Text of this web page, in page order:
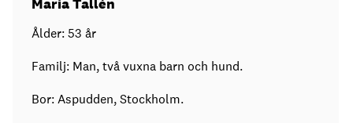
Maria Tallén
Ålder: 53 år
Familj: Man, två vuxna barn och hund.
Bor: Aspudden, Stockholm.